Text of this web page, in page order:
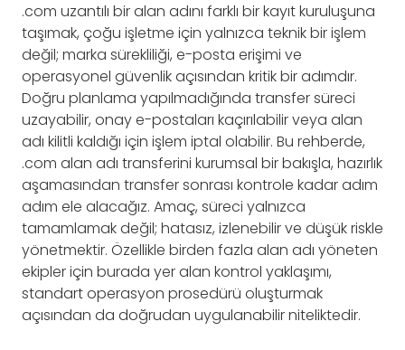
.com uzantılı bir alan adını farklı bir kayıt kuruluşuna
taşımak, çoğu işletme için yalnızca teknik bir işlem
değil; marka sürekliliği, e-posta erişimi ve
operasyonel güvenlik açısından kritik bir adımdır.
Doğru planlama yapılmadığında transfer süreci
uzayabilir, onay e-postaları kaçırılabilir veya alan
adı kilitli kaldığı için işlem iptal olabilir. Bu rehberde,
.com alan adı transferini kurumsal bir bakışla, hazırlık
aşamasından transfer sonrası kontrole kadar adım
adım ele alacağız. Amaç, süreci yalnızca
tamamlamak değil; hatasız, izlenebilir ve düşük riskle
yönetmektir. Özellikle birden fazla alan adı yöneten
ekipler için burada yer alan kontrol yaklaşımı,
standart operasyon prosedürü oluşturmak
açısından da doğrudan uygulanabilir niteliktedir.